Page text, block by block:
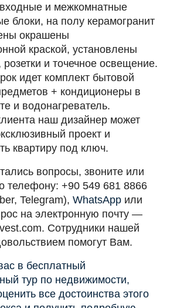
и межкомнатные
блоки, на полу керамогранит
окрашены
краской, установлены
и точечное освещение.
идет комплект бытовой
+ кондиционеры в
и водонагреватель.
наш дизайнер может
проект и
квартиру под ключ.
вопросы, звоните или
телефону: +90 549 681 8866
Telegram), WhatsApp или
на электронную почту —
. Сотрудники нашей
помогут Вам.
в бесплатный
тур по недвижимости,
все достоинства этого